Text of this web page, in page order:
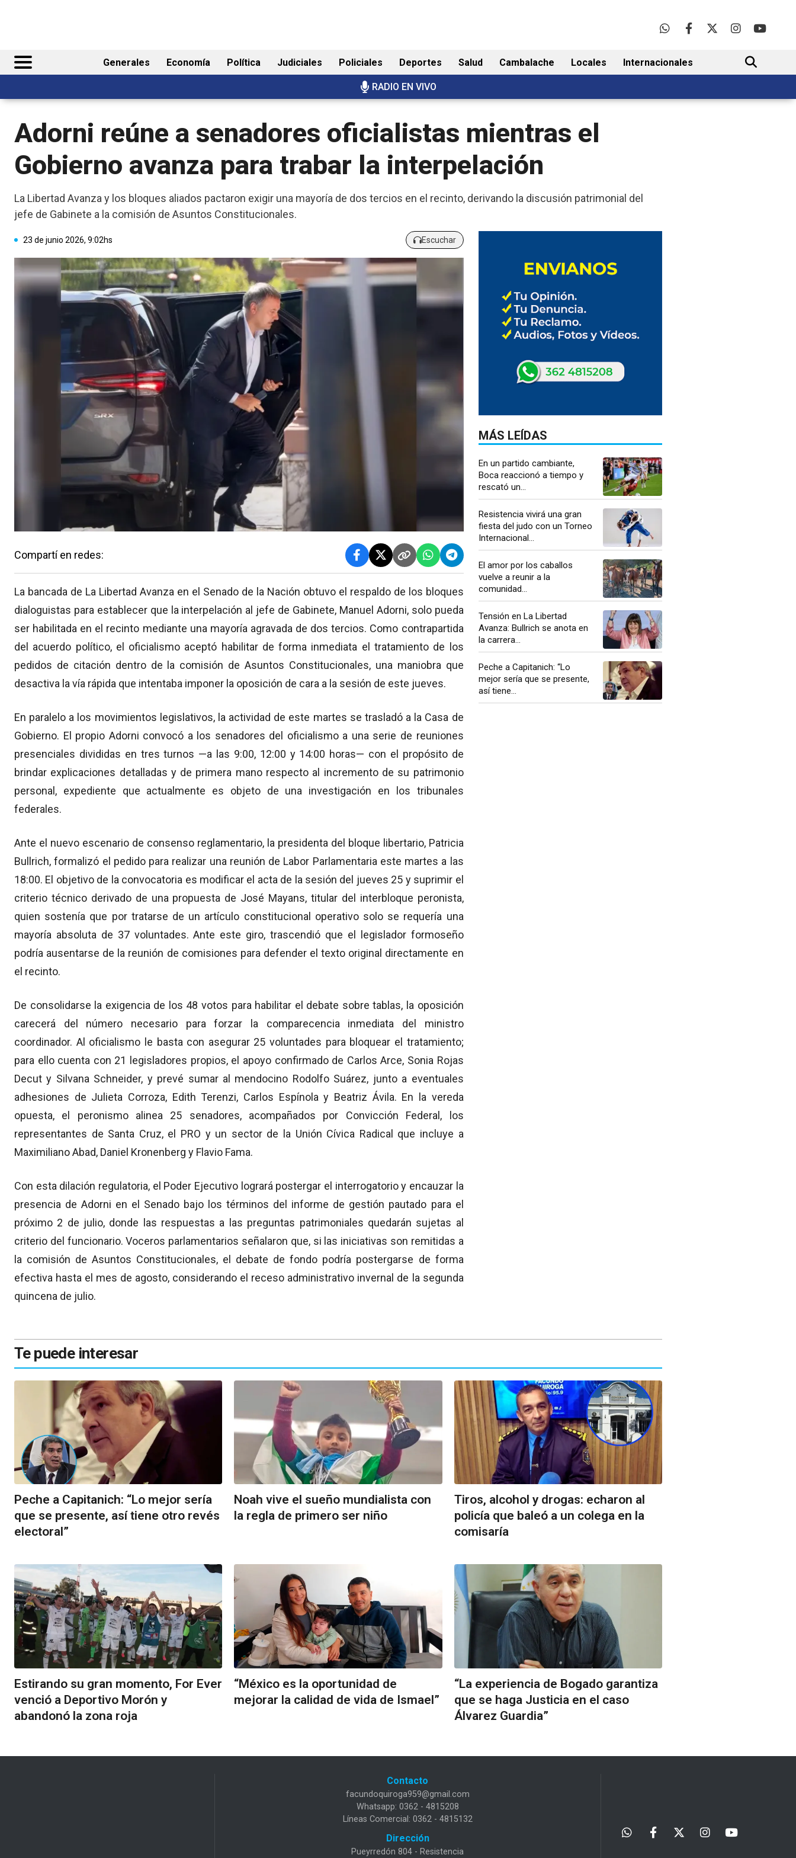
Generales Economía Política Judiciales Policiales Deportes Salud Cambalache Locales Internacionales
RADIO EN VIVO
BUSCAR
Adorni reúne a senadores oficialistas mientras el
Gobierno avanza para trabar la interpelación
La Libertad Avanza y los bloques aliados pactaron exigir una mayoría de dos tercios en el recinto, derivando la discusión patrimonial del
jefe de Gabinete a la comisión de Asuntos Constitucionales.
23 de junio 2026, 9:02hs Escuchar
Compartí en redes:
La bancada de La Libertad Avanza en el Senado de la Nación obtuvo el respaldo de los bloques
dialoguistas para establecer que la interpelación al jefe de Gabinete, Manuel Adorni, solo pueda
ser habilitada en el recinto mediante una mayoría agravada de dos tercios. Como contrapartida
del acuerdo político, el oficialismo aceptó habilitar de forma inmediata el tratamiento de los
pedidos de citación dentro de la comisión de Asuntos Constitucionales, una maniobra que
desactiva la vía rápida que intentaba imponer la oposición de cara a la sesión de este jueves.
En paralelo a los movimientos legislativos, la actividad de este martes se trasladó a la Casa de
Gobierno. El propio Adorni convocó a los senadores del oficialismo a una serie de reuniones
presenciales divididas en tres turnos —a las 9:00, 12:00 y 14:00 horas— con el propósito de
brindar explicaciones detalladas y de primera mano respecto al incremento de su patrimonio
personal, expediente que actualmente es objeto de una investigación en los tribunales
federales.
Ante el nuevo escenario de consenso reglamentario, la presidenta del bloque libertario, Patricia
Bullrich, formalizó el pedido para realizar una reunión de Labor Parlamentaria este martes a las
18:00. El objetivo de la convocatoria es modificar el acta de la sesión del jueves 25 y suprimir el
criterio técnico derivado de una propuesta de José Mayans, titular del interbloque peronista,
quien sostenía que por tratarse de un artículo constitucional operativo solo se requería una
mayoría absoluta de 37 voluntades. Ante este giro, trascendió que el legislador formoseño
podría ausentarse de la reunión de comisiones para defender el texto original directamente en
el recinto.
De consolidarse la exigencia de los 48 votos para habilitar el debate sobre tablas, la oposición
carecerá del número necesario para forzar la comparecencia inmediata del ministro
coordinador. Al oficialismo le basta con asegurar 25 voluntades para bloquear el tratamiento;
para ello cuenta con 21 legisladores propios, el apoyo confirmado de Carlos Arce, Sonia Rojas
Decut y Silvana Schneider, y prevé sumar al mendocino Rodolfo Suárez, junto a eventuales
adhesiones de Julieta Corroza, Edith Terenzi, Carlos Espínola y Beatriz Ávila. En la vereda
opuesta, el peronismo alinea 25 senadores, acompañados por Convicción Federal, los
representantes de Santa Cruz, el PRO y un sector de la Unión Cívica Radical que incluye a
Maximiliano Abad, Daniel Kronenberg y Flavio Fama.
Con esta dilación regulatoria, el Poder Ejecutivo logrará postergar el interrogatorio y encauzar la
presencia de Adorni en el Senado bajo los términos del informe de gestión pautado para el
próximo 2 de julio, donde las respuestas a las preguntas patrimoniales quedarán sujetas al
criterio del funcionario. Voceros parlamentarios señalaron que, si las iniciativas son remitidas a
la comisión de Asuntos Constitucionales, el debate de fondo podría postergarse de forma
efectiva hasta el mes de agosto, considerando el receso administrativo invernal de la segunda
quincena de julio.
MÁS LEÍDAS
En un partido cambiante,
Boca reaccionó a tiempo y
rescató un...
Resistencia vivirá una gran
fiesta del judo con un Torneo
Internacional...
El amor por los caballos
vuelve a reunir a la
comunidad...
Tensión en La Libertad
Avanza: Bullrich se anota en
la carrera...
Peche a Capitanich: “Lo
mejor sería que se presente,
así tiene...
Te puede interesar
Peche a Capitanich: “Lo mejor sería
que se presente, así tiene otro revés
electoral”
Noah vive el sueño mundialista con
la regla de primero ser niño
Tiros, alcohol y drogas: echaron al
policía que baleó a un colega en la
comisaría
Estirando su gran momento, For Ever
venció a Deportivo Morón y
abandonó la zona roja
“México es la oportunidad de
mejorar la calidad de vida de Ismael”
“La experiencia de Bogado garantiza
que se haga Justicia en el caso
Álvarez Guardia”
Contacto
facundoquiroga959@gmail.com
Whatsapp: 0362 - 4815208
Líneas Comercial: 0362 - 4815132
Dirección
Pueyrredón 804 - Resistencia